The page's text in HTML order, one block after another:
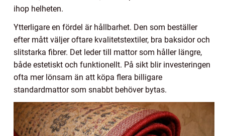
ihop helheten.
Ytterligare en fördel är hållbarhet. Den som beställer
efter mått väljer oftare kvalitetstextiler, bra baksidor och
slitstarka fibrer. Det leder till mattor som håller längre,
både estetiskt och funktionellt. På sikt blir investeringen
ofta mer lönsam än att köpa flera billigare
standardmattor som snabbt behöver bytas.